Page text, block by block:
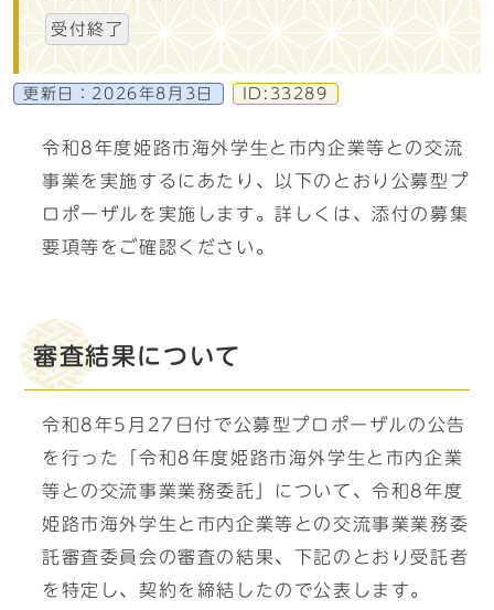
受付終了
更新日： 2026年8月3日 ID:33289
令和8年度姫路市海外学生と市内企業等との交流
事業を実施するにあたり、以下のとおり公募型プ
ロポーザルを実施します。詳しくは、添付の募集
要項等をご確認ください。
審査結果について
令和8年5月27日付で公募型プロポーザルの公告
を行った「令和8年度姫路市海外学生と市内企業
等との交流事業業務委託」について、令和8年度
姫路市海外学生と市内企業等との交流事業業務委
託審査委員会の審査の結果、下記のとおり受託者
を特定し、契約を締結したので公表します。